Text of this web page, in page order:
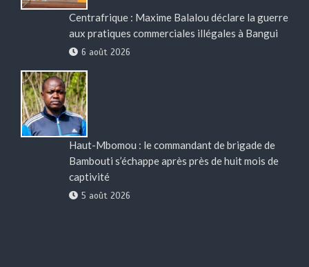
Centrafrique : Maxime Balalou déclare la guerre
aux pratiques commerciales illégales à Bangui
6 août 2026
Haut-Mbomou : le commandant de brigade de
Bambouti s’échappe après près de huit mois de
captivité
5 août 2026